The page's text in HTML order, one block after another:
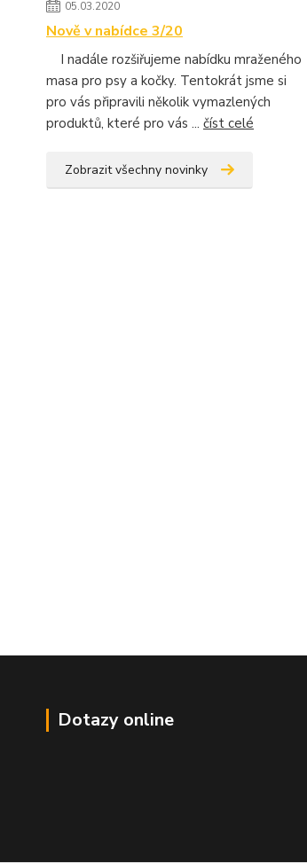
05.03.2020
Nově v nabídce 3/20
I nadále rozšiřujeme nabídku mraženého
masa pro psy a kočky. Tentokrát jsme si
pro vás připravili několik vymazlených
produktů, které pro vás ... číst celé
Zobrazit všechny novinky
Dotazy online